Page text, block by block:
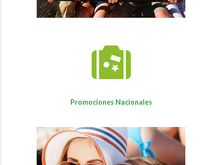
Promociones Nacionales